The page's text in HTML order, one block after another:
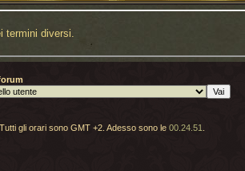
termini diversi.
Tutti gli orari sono GMT +2. Adesso sono le 00.24.51